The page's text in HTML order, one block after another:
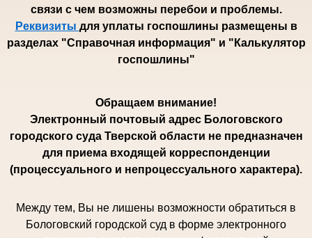
связи с чем возможны перебои и проблемы.
Реквизиты для уплаты госпошлины размещены в
разделах "Справочная информация" и "Калькулятор
госпошлины"
Обращаем внимание!
Электронный почтовый адрес Бологовского
городского суда Тверской области не предназначен
для приема входящей корреспонденции
(процессуального и непроцессуального характера).
Между тем, Вы не лишены возможности обратиться в
Бологовский городской суд в форме электронного